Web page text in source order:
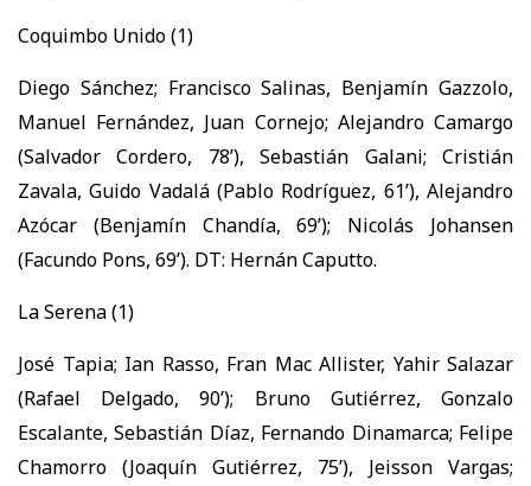
Coquimbo Unido (1)
Diego Sánchez; Francisco Salinas, Benjamín Gazzolo,
Manuel Fernández, Juan Cornejo; Alejandro Camargo
(Salvador Cordero, 78’), Sebastián Galani; Cristián
Zavala, Guido Vadalá (Pablo Rodríguez, 61’), Alejandro
Azócar (Benjamín Chandía, 69’); Nicolás Johansen
(Facundo Pons, 69’). DT: Hernán Caputto.
La Serena (1)
José Tapia; Ian Rasso, Fran Mac Allister, Yahir Salazar
(Rafael Delgado, 90’); Bruno Gutiérrez, Gonzalo
Escalante, Sebastián Díaz, Fernando Dinamarca; Felipe
Chamorro (Joaquín Gutiérrez, 75’), Jeisson Vargas;